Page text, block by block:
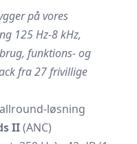
på vores
125 Hz-8 kHz,
funktions- og
fra 27 frivillige
løsning
II(ANC)